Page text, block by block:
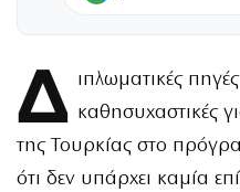
Δ ιπλωματικές
καθησυχαστικές
της Τουρκίας στο
ότι δεν υπάρχει καμία